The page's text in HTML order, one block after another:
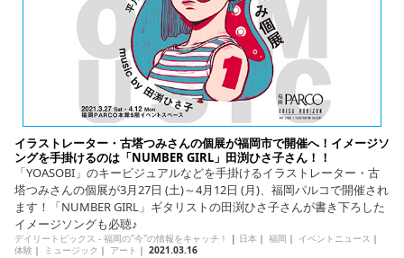
イラストレーター・古塔つみさんの個展が福岡市で開催へ！イメージソ
ングを手掛けるのは「NUMBER GIRL」田渕ひさ子さん！！
「YOASOBI」のキービジュアルなどを手掛けるイラストレーター・古
塔つみさんの個展が3月27日 (土)～4月12日 (月)、福岡パルコで開催され
ます！「NUMBER GIRL」ギタリストの田渕ひさ子さんが書き下ろした
イメージソングも必聴♪
デイリートピックス - 福岡の"今"の情報をキャッチ！ | 日本｜ 福岡 ｜ イベントニュース ｜
体験 ｜ ミュージック ｜ アート ｜ 2021.03.16